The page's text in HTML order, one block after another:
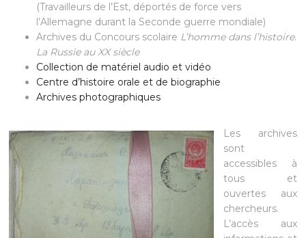
(Travailleurs de l’Est, déportés de force vers
l’Allemagne durant la Seconde guerre mondiale)
Archives du Concours scolaire L’homme dans l’histoire.
La Russie au XX siècle
Collection de matériel audio et vidéo
Centre d’histoire orale et de biographie
Archives photographiques
Les archives
sont
accessibles à
tous et
ouvertes aux
chercheurs.
L’accès aux